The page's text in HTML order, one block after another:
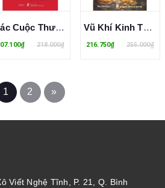
Các Cuộc Thương Lượng Lê Đức Thọ - Kissinger Tại Paris - Lưu Văn Lợi, Nguyễn Anh Vũ
218.000₫
Vũ Khí Kinh Tế - Nicholas Mulder
216.750₫ 255.000₫
1 2 »
Viết Nghệ Tĩnh, P. 21, Q. Bình